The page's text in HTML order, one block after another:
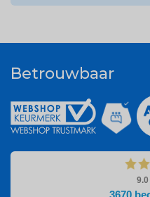
Betrouwbaar